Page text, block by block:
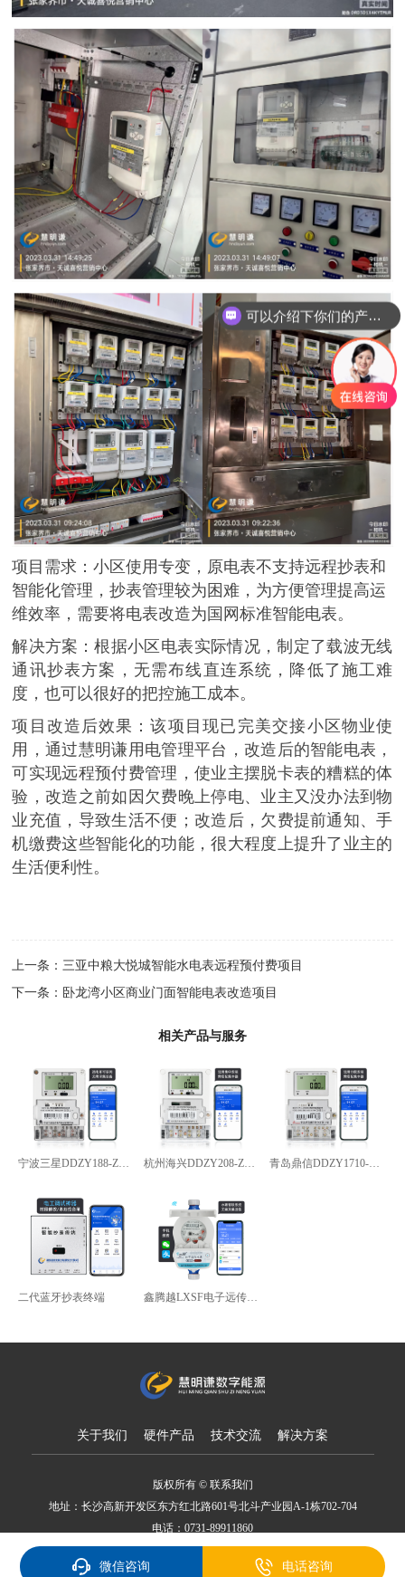
项目需求：小区使用专变，原电表不支持远程抄表和
智能化管理，抄表管理较为困难，为方便管理提高运
维效率，需要将电表改造为国网标准智能电表。
解决方案：根据小区电表实际情况，制定了载波无线
通讯抄表方案，无需布线直连系统，降低了施工难
度，也可以很好的把控施工成本。
项目改造后效果：该项目现已完美交接小区物业使
用，通过慧明谦用电管理平台，改造后的智能电表，
可实现远程预付费管理，使业主摆脱卡表的糟糕的体
验，改造之前如因欠费晚上停电、业主又没办法到物
业充值，导致生活不便；改造后，欠费提前通知、手
机缴费这些智能化的功能，很大程度上提升了业主的
生活便利性。
上一条：三亚中粮大悦城智能水电表远程预付费项目
下一条： 卧龙湾小区商业门面智能电表改造项目
相关产品与服务
宁波三星DDZY188-Z型4G通讯智能电能表杭州海兴DDZY208-Z型RS485通讯智能电能表
青岛鼎信DDZY1710-Z型单
二代蓝牙抄表终端 鑫腾越LXSF电子远传智能水表
关于我们 硬件产品 技术交流 解决方案
版权所有 © 联系我们
地址：长沙高新开发区东方红北路601号北斗产业园A-1栋702-704
电话：0731-89911860
备案号：湘ICP备18007650号
微信咨询 电话咨询
可以介绍下你们的产品么